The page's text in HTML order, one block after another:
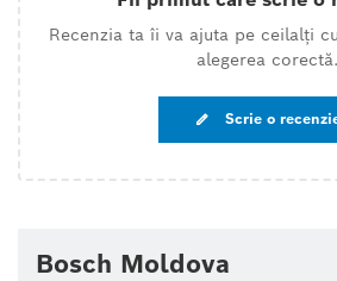
Recenzia ta îi va ajuta pe ceilalți
alegerea corectă.
Scrie o
Bosch Moldova